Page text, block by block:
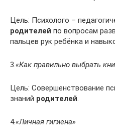
Цель: Психолого –
родителей по вопросам
пальцев рук ребёнка и
3.«Как правильно выбрать
Цель: Совершенствование
знаний родителей.
4.«Личная гигиена»